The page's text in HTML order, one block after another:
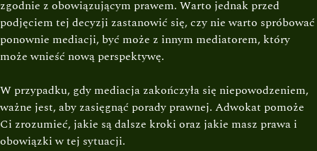
zgodnie z obowiązującym prawem. Warto jednak przed
podjęciem tej decyzji zastanowić się, czy nie warto spróbować
ponownie mediacji, być może z innym mediatorem, który
może wnieść nową perspektywę.
W przypadku, gdy mediacja zakończyła się niepowodzeniem,
ważne jest, aby zasięgnąć porady prawnej. Adwokat pomoże
Ci zrozumieć, jakie są dalsze kroki oraz jakie masz prawa i
obowiązki w tej sytuacji.